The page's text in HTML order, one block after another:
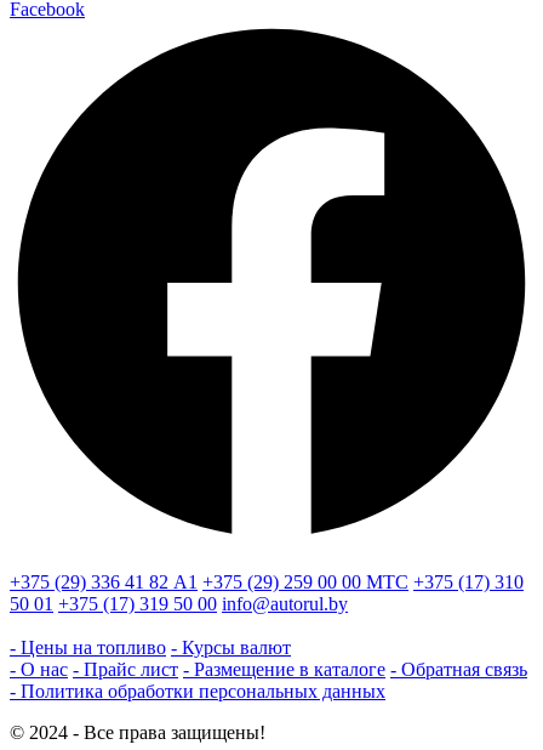
Facebook
+375 (29) 336 41 82 А1 +375 (29) 259 00 00 МТС +375 (17) 310
50 01 +375 (17) 319 50 00 info@autorul.by
- Цены на топливо - Курсы валют
- О нас - Прайс лист - Размещение в каталоге - Обратная связь
- Политика обработки персональных данных
© 2024 - Все права защищены!